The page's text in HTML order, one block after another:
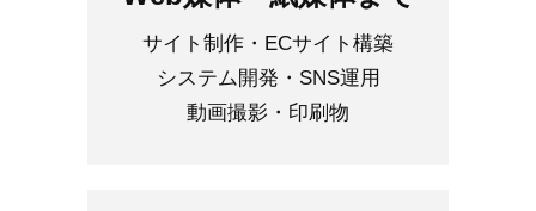
サイト制作・ECサイト構築
システム開発・SNS運用
動画撮影・印刷物